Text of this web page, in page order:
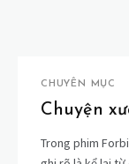
CHUYÊN MỤC
Chuyện
Trong phim